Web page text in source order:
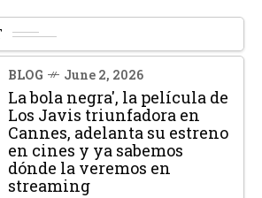
BLOG June 2, 2026
La bola negra', la película de
Los Javis triunfadora en
Cannes, adelanta su estreno
en cines y ya sabemos
dónde la veremos en
streaming